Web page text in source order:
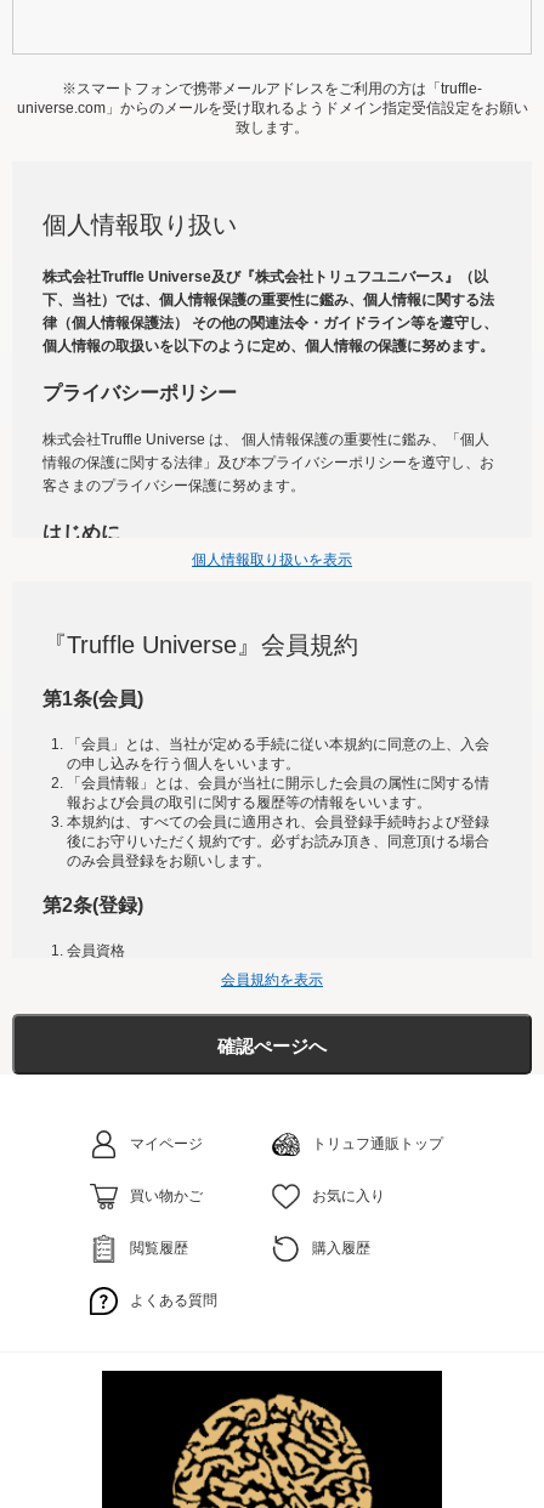
※スマートフォンで携帯メールアドレスをご利用の方は「truffle-
universe.com」からのメールを受け取れるようドメイン指定受信設定をお願い
致します。
個人情報取り扱い
株式会社Truffle Universe及び『株式会社トリュフユニバース』（以
下、当社）では、個人情報保護の重要性に鑑み、個人情報に関する法
律（個人情報保護法） その他の関連法令・ガイドライン等を遵守し、
個人情報の取扱いを以下のように定め、個人情報の保護に努めます。
プライバシーポリシー
株式会社Truffle Universe は、 個人情報保護の重要性に鑑み、「個人
情報の保護に関する法律」及び本プライバシーポリシーを遵守し、お
客さまのプライバシー保護に努めます。
はじめに
人情報保護方針」に基づき、以下のとおり「ウェブサイトにおける個
個人情報を収集する際、ユーザー様の同意の上、収集しております。
個人情報の取扱いについては、お客様が当社のサイトを通じて商品の
購入、当社へのご連絡、メールマガジンの購読などをご利用された時
に適応されます。お客様が当社のサイトを利用される際に収集された
個人情報は、当個人情報の取扱いについての考え方に従い管理されま
当社は、お客様がお買い物を完了しておらず、情報の入力途中であっ
持することができます。当社は、お客様のお買い物に関するご質問等
のご連絡を入力されたメールアドレスにさせて頂く場合がございま
いた個人情報を利用することはございません。
は、お客様から収集させていただいた個人情報、ご注文情報（お客様
の注文履歴に関する情報を含む）を、本サービスを提供する目的の他
に、以下の各号に定める目的のために利用することがあります。
本サービスの提供または以下に定める目的以外に、当社はお客様の個
お客様に対して、当社の商品やサービスをご紹介する場合
認、変更手続きを行う場合
お客様の属性（年齢、住所など）ごとに分類された統計的資料を
お客様それぞれの嗜好に適合した情報発信やサービスを提供、表
お客様のお役に立つであろうと当社が判断した当社及び当社グル
個人情報取り扱いを表示
『Truffle Universe』会員規約
第1条(会員)
「会員」とは、当社が定める手続に従い本規約に同意の上、入会
の申し込みを行う個人をいいます。
「会員情報」とは、会員が当社に開示した会員の属性に関する情
報および会員の取引に関する履歴等の情報をいいます。
本規約は、すべての会員に適用され、会員登録手続時および登録
後にお守りいただく規約です。必ずお読み頂き、同意頂ける場合
のみ会員登録をお願いします。
第2条(登録)
会員資格
本規約に同意の上、所定の入会申込みをされたお客様は、所定の
は、会員となるご本人が行ってください。代理による登録は一切
認められません。なお、過去に会員資格が取り消された方やその
会員登録手続の際には、入力上の注意をよく読み、所定の入力フ
ォームに必要事項を正確に入力してください。会員情報の登録に
ん。これらの文字が登録された場合は当社にて変更致します。
パスワードは会員本人のみが利用できるものとし、第三者に
譲渡・貸与できないものとします。
責任をもって管理してください。
パスワードを用いて当社に対して行われた意思表示は、会員
登録した情報に変更が生じた場合は、当社の指定した手続にて速
やかに変更登録をお願いいたします。
変更登録がなされなかったことにより生じた損害について、当社
は一切責任を負いません。また、変更登録がなされた場合でも、
会員規約を表示
マイページ トリュフ通販トップ
買い物かご お気に入り
閲覧履歴 購入履歴
よくある質問